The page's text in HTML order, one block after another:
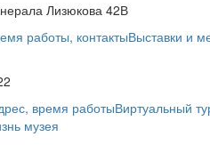
Лизюкова 42В
работы, контактыВыставки и
время работыВиртуальный
музея